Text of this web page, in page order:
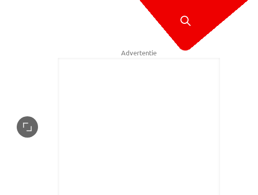
Advertentie